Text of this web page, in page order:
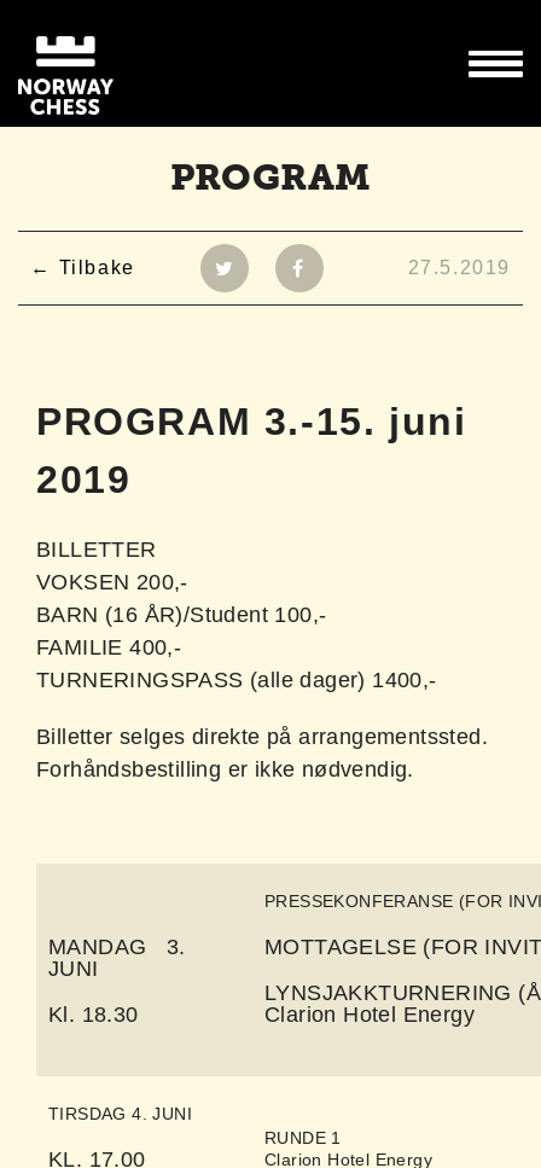
PROGRAM
Tilbake 27.5.2019
PROGRAM 3.-15. juni
2019
BILLETTER
VOKSEN 200,-
BARN (16 ÅR)/Student 100,-
FAMILIE 400,-
TURNERINGSPASS (alle dager) 1400,-
Billetter selges direkte på arrangementssted.
Forhåndsbestilling er ikke nødvendig.
MANDAG 3.
JUNI
Kl. 18.30
PRESSEKONFERANSE (FOR
MOTTAGELSE (FOR
LYNSJAKKTURNERING
Clarion Hotel Energy
TIRSDAG 4. JUNI
KL. 17.00
RUNDE 1
Clarion Hotel Energy